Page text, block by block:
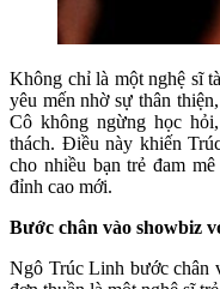
Không chỉ là một nghệ sĩ
yêu mến nhờ sự thân
Cô không ngừng học
thách. Điều này khiến
cho nhiều bạn trẻ đam
đỉnh cao mới.
Bước chân vào showbiz
Ngô Trúc Linh bước chân